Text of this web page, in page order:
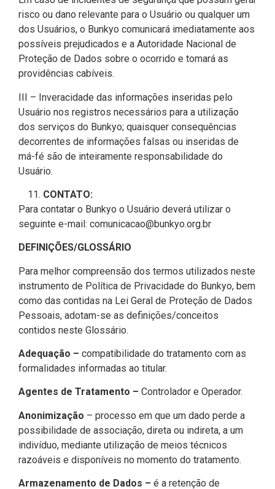
risco ou dano relevante para o Usuário ou qualquer um
dos Usuários, o Bunkyo comunicará imediatamente aos
possíveis prejudicados e a Autoridade Nacional de
Proteção de Dados sobre o ocorrido e tomará as
providências cabíveis.
III – Inveracidade das informações inseridas pelo
Usuário nos registros necessários para a utilização
dos serviços do Bunkyo; quaisquer consequências
decorrentes de informações falsas ou inseridas de
má-fé são de inteiramente responsabilidade do
Usuário.
CONTATO:
Para contatar o Bunkyo o Usuário deverá utilizar o
seguinte e-mail: comunicacao@bunkyo.org.br
DEFINIÇÕES/GLOSSÁRIO
Para melhor compreensão dos termos utilizados neste
instrumento de Política de Privacidade do Bunkyo, bem
como das contidas na Lei Geral de Proteção de Dados
Pessoais, adotam-se as definições/conceitos
contidos neste Glossário.
Adequação – compatibilidade do tratamento com as
formalidades informadas ao titular.
Agentes de Tratamento – Controlador e Operador.
Anonimização – processo em que um dado perde a
possibilidade de associação, direta ou indireta, a um
indivíduo, mediante utilização de meios técnicos
razoáveis e disponíveis no momento do tratamento.
Armazenamento de Dados – é a retenção de